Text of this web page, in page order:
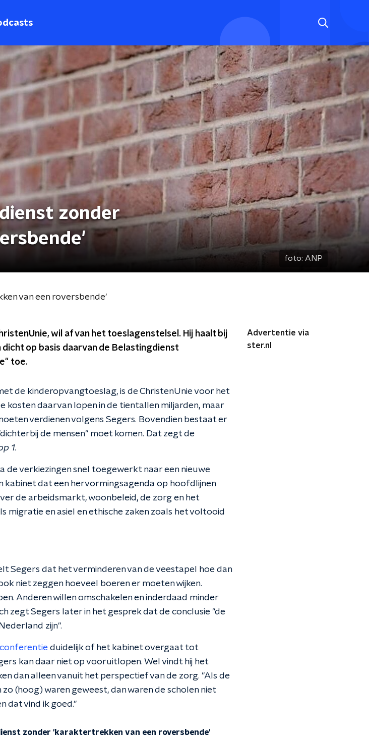
zonder
foto: ANP
van een roversbende'
wil af van het toeslagenstelsel. Hij haalt bij
op basis daarvan de Belastingdienst
toe.
de kinderopvangtoeslag, is de ChristenUnie voor het
kosten daarvan lopen in de tientallen miljarden, maar
verdienen volgens Segers. Bovendien bestaat er
de mensen" moet komen. Dat zegt de
1.
de verkiezingen snel toegewerkt naar een nieuwe
kabinet dat een hervormingsagenda op hoofdlijnen
de arbeidsmarkt, woonbeleid, de zorg en het
migratie en asiel en ethische zaken zoals het voltooid
Segers dat het verminderen van de veestapel hoe dan
niet zeggen hoeveel boeren er moeten wijken.
Anderen willen omschakelen en inderdaad minder
zegt Segers later in het gesprek dat de conclusie "de
zijn".
duidelijk of het kabinet overgaat tot
kan daar niet op vooruitlopen. Wel vindt hij het
dan alleen vanuit het perspectief van de zorg. "Als de
(hoog) waren geweest, dan waren de scholen niet
dat vind ik goed."
zonder 'karaktertrekken van een roversbende'
Advertentie via
ster.nl